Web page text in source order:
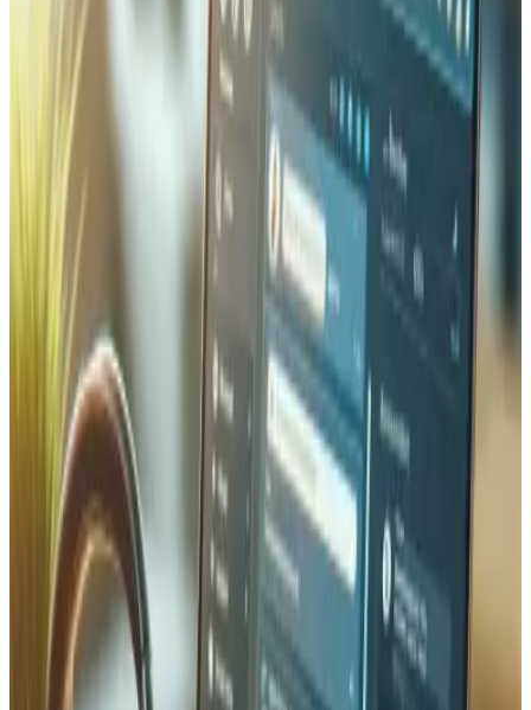
Unser Magento-
Entwicklungsprozess
Magento-Entwicklung erfordert spezialisiertes
Fachwissen aufgrund seiner komplexen Architektur. Wir
halten uns strikt an die Magento-Coding-Standards —
Dependency Injection, Plugins/Interceptoren für
Anpassungen und modulare Architektur für sauberen,
skalierbaren Code. Wir verändern niemals Core-Dateien.
Unsere Entwicklungsumgebung repliziert die Produktion
mit Docker, und wir setzen automatisierte Tests ein.
Performance & Sicherheit für
Magento
Magento-Performance-Optimierung ist unsere
Spezialität. Wir implementieren Full Page Cache mit
Varnish, Redis für Session-Speicherung und Caching,
Elasticsearch für blitzschnelle Produktsuche sowie
Bildoptimierung mit Lazy Loading. In puncto Sicherheit
spielen wir alle Magento-Sicherheits-Patches zeitnah ein,
implementieren Zwei-Faktor-Authentifizierung und
konfigurieren Application Firewalls. Unsere Magento-
Shops werden auf optimierten Schweizer Servern
gehostet.